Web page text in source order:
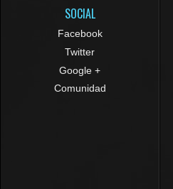
SOCIAL
Facebook
Twitter
Google +
Comunidad